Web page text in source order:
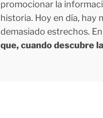
promocionar la
historia. Hoy en día, hay
demasiado estrechos.
que, cuando descubre